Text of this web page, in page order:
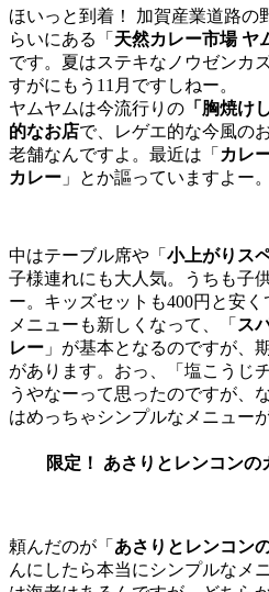
ほいっと到着！ 加賀産業道路の
らいにある「 天然カレー市場 ヤ
です。夏はステキなノウゼンカ
すがにもう11月ですしねー。
ヤムヤムは今流行りの 「胸焼け
的なお店で、レゲエ的な今風の
老舗なんですよ。最近は「 カレ
カレー 」とか謳っていますよー
中はテーブル席や「 小上がりス
子様連れにも大人気。うちも子
ー。キッズセットも400円と安く
メニューも新しくなって、「 ス
レー 」が基本となるのですが、
があります。おっ、「塩こうじ
うやなーって思ったのですが、
はめっちゃシンプルなメニュー
限定！ あさりとレンコンの
頼んだのが「 あさりとレンコン
んにしたら本当にシンプルなメ